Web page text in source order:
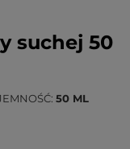
suchej 50
50 ML